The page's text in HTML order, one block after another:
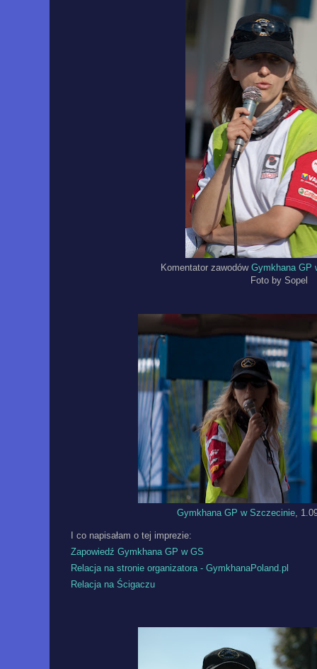
Komentator zawodów Gymkhana GP
Foto by Sopel
Gymkhana GP w Szczecinie ,
I co napisałam o tej imprezie:
Zapowiedź Gymkhana GP w GS
Relacja na stronie organizatora - GymkhanaPoland.pl
Relacja na Ścigaczu